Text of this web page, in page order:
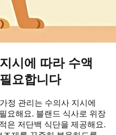
시에 따라 수액
요합니다
정 관리는 수의사 지시에
요해요. 블랜드 식사로 위장
은 저단백 식단을 제공해요.